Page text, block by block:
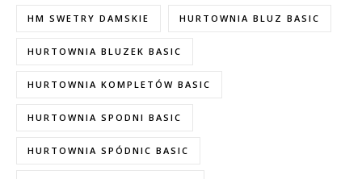
HM SWETRY DAMSKIE HURTOWNIA BLUZ BASIC
HURTOWNIA BLUZEK BASIC
HURTOWNIA KOMPLETÓW BASIC
HURTOWNIA SPODNI BASIC
HURTOWNIA SPÓDNIC BASIC